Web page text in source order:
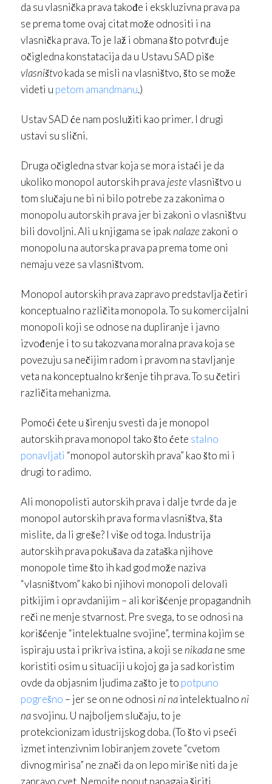
da su vlasnička prava takođe i ekskluzivna prava pa
se prema tome ovaj citat može odnositi i na
vlasnička prava. To je laž i obmana što potvrđuje
očigledna konstatacija da u Ustavu SAD piše
vlasništvokada se misli na vlasništvo, što se može
videti u petom amandmanu.)
Ustav SAD će nam poslužiti kao primer. I drugi
ustavi su slični.
Druga očigledna stvar koja se mora istaći je da
ukoliko monopol autorskih prava jestevlasništvo u
tom slučaju ne bi ni bilo potrebe za zakonima o
monopolu autorskih prava jer bi zakoni o vlasništvu
bili dovoljni. Ali u knjigama se ipak nalaze zakoni o
monopolu na autorska prava pa prema tome oni
nemaju veze sa vlasništvom.
Monopol autorskih prava zapravo predstavlja četiri
konceptualno različita monopola. To su komercijalni
monopoli koji se odnose na dupliranje i javno
izvođenje i to su takozvana moralna prava koja se
povezuju sa nečijim radom i pravom na stavljanje
veta na konceptualno kršenje tih prava. To su četiri
različita mehanizma.
Pomoći ćete u širenju svesti da je monopol
autorskih prava monopol tako što ćete stalno
ponavljati “monopol autorskih prava” kao što mi i
drugi to radimo.
Ali monopolisti autorskih prava i dalje tvrde da je
monopol autorskih prava forma vlasništva, šta
mislite, da li greše? I više od toga. Industrija
autorskih prava pokušava da zataška njihove
monopole time što ih kad god može naziva
“vlasništvom” kako bi njihovi monopoli delovali
pitkijim i opravdanijim – ali korišćenje propagandnih
reči ne menje stvarnost. Pre svega, to se odnosi na
korišćenje “intelektualne svojine”, termina kojim se
ispiraju usta i prikriva istina, a koji se nikadane sme
koristiti osim u situaciji u kojoj ga ja sad koristim
ovde da objasnim ljudima zašto je to potpuno
pogrešno – jer se on ne odnosi ni naintelektualno ni
nasvojinu. U najboljem slučaju, to je
protekcionizam idustrijskog doba. (To što vi pseći
izmet intenzivnim lobiranjem zovete “cvetom
divnog mirisa” ne znači da on lepo miriše niti da je
zapravo cvet. Nemojte poput papagaja širiti